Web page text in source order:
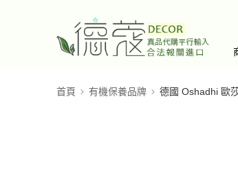
首頁 有機保養品牌 德國 Oshadhi 歐